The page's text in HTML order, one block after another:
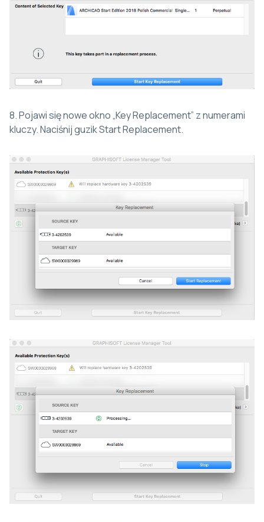
8. Pojawi się nowe okno „Key Replacement” z numerami
kluczy. Naciśnij guzik Start Replacement.